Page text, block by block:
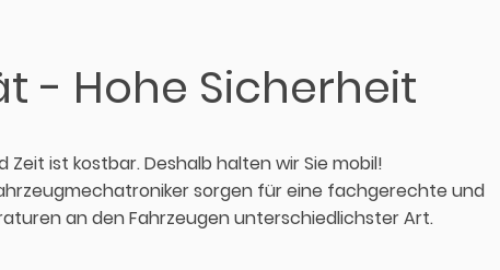
- Hohe Sicherheit
Zeit ist kostbar. Deshalb halten wir Sie mobil!
sorgen für eine fachgerechte und
an den Fahrzeugen unterschiedlichster Art.